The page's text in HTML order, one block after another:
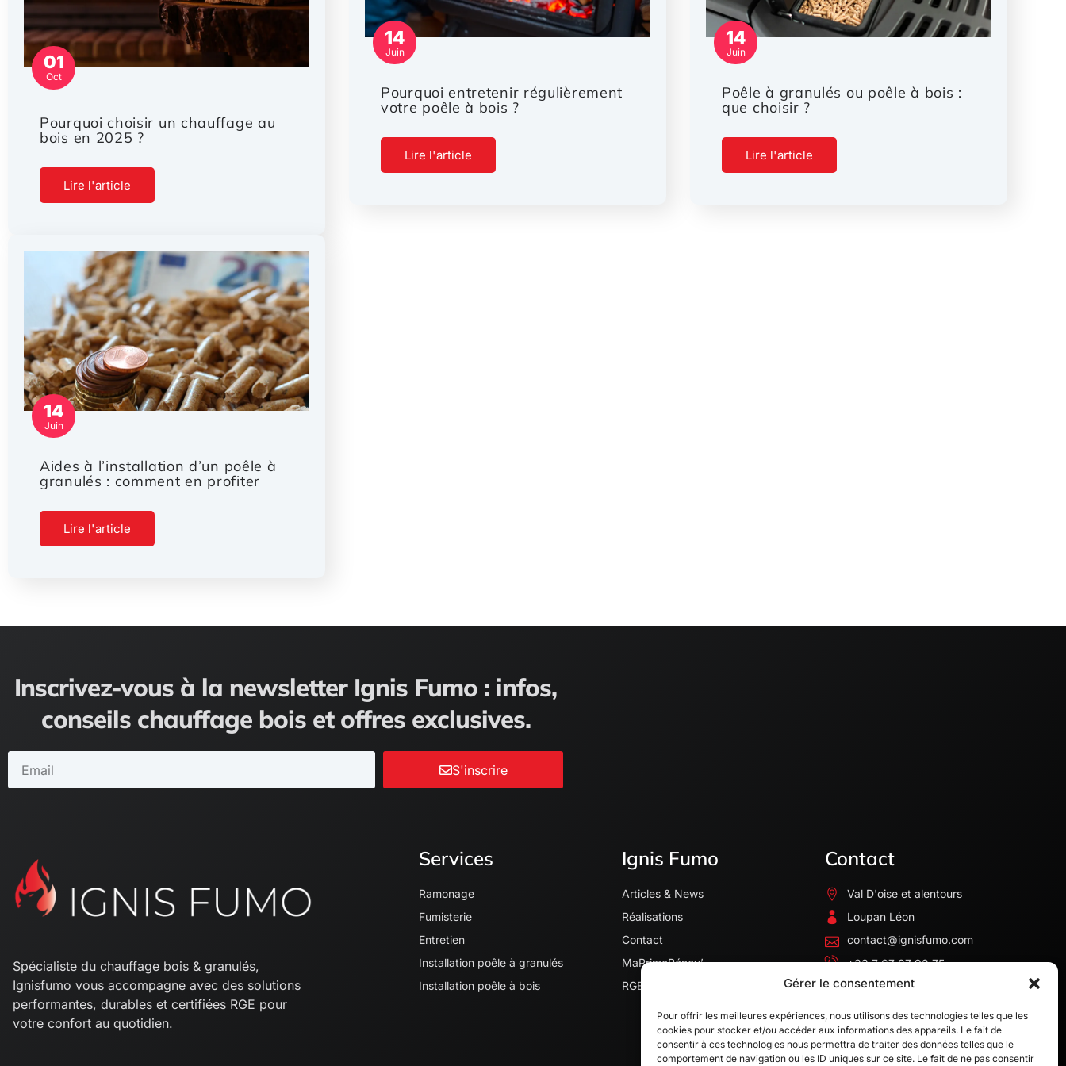
Gérer le consentement
Pour offrir les meilleures expériences, nous utilisons des technologies telles que les
cookies pour stocker et/ou accéder aux informations des appareils. Le fait de
consentir à ces technologies nous permettra de traiter des données telles que le
comportement de navigation ou les ID uniques sur ce site. Le fait de ne pas consentir
01
Oct
Pourquoi choisir un chauffage au
bois en 2025 ?
Lire l'article
14
Juin
Pourquoi entretenir régulièrement
votre poêle à bois ?
Lire l'article
14
Juin
Poêle à granulés ou poêle à bois :
que choisir ?
Lire l'article
14
Juin
Aides à l’installation d’un poêle à
granulés : comment en profiter
Lire l'article
Inscrivez-vous à la newsletter Ignis Fumo : infos,
conseils chauffage bois et offres exclusives.
S'inscrire
Spécialiste du chauffage bois & granulés,
Ignisfumo vous accompagne avec des solutions
performantes, durables et certifiées RGE pour
votre confort au quotidien.
Services
Ramonage
Fumisterie
Entretien
Installation poêle à granulés
Installation poêle à bois
Ignis Fumo
Articles & News
Réalisations
Contact
MaPrimeRénov’
RGE quali' Bois
Contact
Val D'oise et alentours
Loupan Léon
contact@ignisfumo.com
+33 7 67 87 92 75